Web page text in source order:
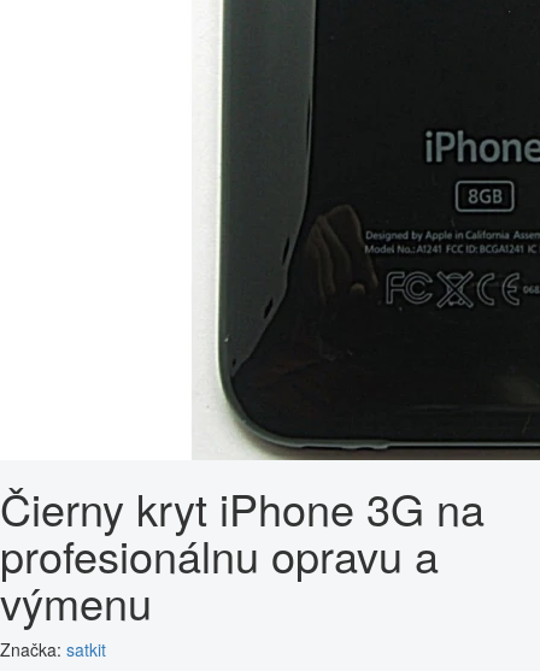
Čierny kryt iPhone 3G na
profesionálnu opravu a
výmenu
Značka: satkit